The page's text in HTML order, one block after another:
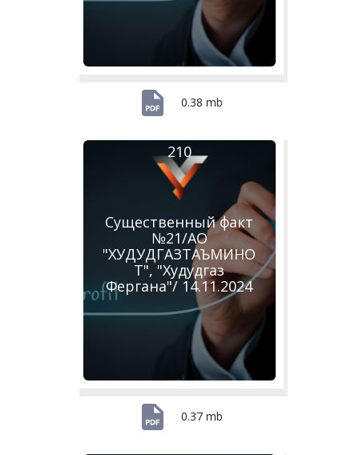
0.38 mb
Существенный факт
№21/АО
"ХУДУДГАЗТАЪМИНО
Т", "Худудгаз
Фергана"/ 14.11.2024
210
0.37 mb